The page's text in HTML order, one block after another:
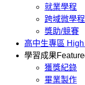
就業學程
跨域微學程
獎助/競賽
高中生專區
學習成果
獲獎紀錄
畢業製作